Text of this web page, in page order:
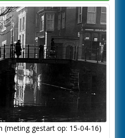
(meting gestart op: 15-04-16)